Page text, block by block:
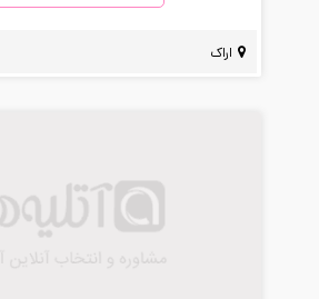
اراک